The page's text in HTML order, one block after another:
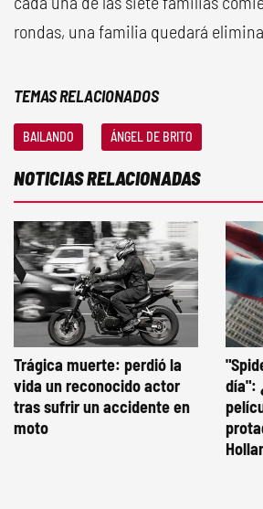
rondas, una familia quedará
TEMAS RELACIONADOS
BAILANDO ÁNGEL DE BRITO
NOTICIAS RELACIONADAS
Trágica muerte: perdió la
vida un reconocido actor
tras sufrir un accidente en
moto
día":